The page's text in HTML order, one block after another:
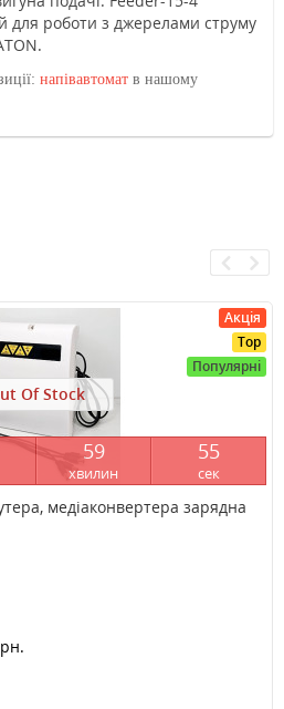
для роботи з джерелами струму
напівавтомат в нашому
Акція
Top
Популярні
Of Stock
59
хвилин
54
сек
медіаконвертера зарядна